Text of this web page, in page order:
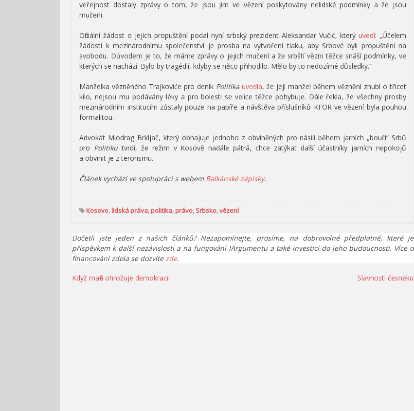
veřejnost dostaly zprávy o tom, že jsou jim ve vězení poskytovány nelidské podmínky a že jsou
mučeni.
Oficiální žádost o jejich propuštění podal nyní srbský prezident Aleksandar Vučić, kterýuvedl: „Účelem
žádosti k mezinárodnímu společenství je prosba na vytvoření tlaku, aby Srbové byli propuštěni na
svobodu. Důvodem je to, že máme zprávy o jejich mučení a že srbští vězni těžce snáší podmínky, ve
kterých se nachází. Bylo by tragédií, kdyby se něco přihodilo. Mělo by to nedozírné důsledky.“
Manželka vězněného Trajkoviće pro deník Politikauvedla, že její manžel během věznění zhubl o třicet
kilo, nejsou mu podávány léky a pro bolesti se velice těžce pohybuje. Dále řekla, že všechny prosby
mezinárodním institucím zůstaly pouze na papíře a návštěva příslušníků KFOR ve vězení byla pouhou
formalitou.
Advokát Miodrag Brkljač, který obhajuje jednoho z obviněných pro násilí během jarních „bouří“ Srbů
pro Politiku tvrdí, že režim v Kosově nadále pátrá, chce zatýkat další účastníky jarních nepokojů
a obvinit je z terorismu.
Článek vychází ve spolupráci s webem Balkánské zápisky.
Kosovo,lidská práva,politika,právo,Srbsko,vězení
Dočetli jste jeden z našich článků? Nezapomínejte, prosíme, na dobrovolné předplatné, které je
příspěvkem k další nezávislosti a na fungování !Argumentu a také investicí do jeho budoucnosti. Více o
financování zdola se dozvítezde.
Navigace
Když mafie ohrožuje demokracii Slavnosti česneku